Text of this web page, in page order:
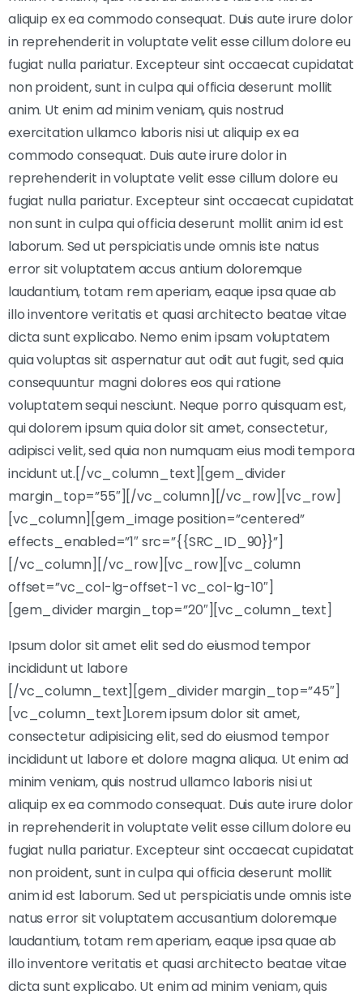
aliquip ex ea commodo consequat. Duis aute irure dolor
in reprehenderit in voluptate velit esse cillum dolore eu
fugiat nulla pariatur. Excepteur sint occaecat cupidatat
non proident, sunt in culpa qui officia deserunt mollit
anim. Ut enim ad minim veniam, quis nostrud
exercitation ullamco laboris nisi ut aliquip ex ea
commodo consequat. Duis aute irure dolor in
reprehenderit in voluptate velit esse cillum dolore eu
fugiat nulla pariatur. Excepteur sint occaecat cupidatat
non sunt in culpa qui officia deserunt mollit anim id est
laborum. Sed ut perspiciatis unde omnis iste natus
error sit voluptatem accus antium doloremque
laudantium, totam rem aperiam, eaque ipsa quae ab
illo inventore veritatis et quasi architecto beatae vitae
dicta sunt explicabo. Nemo enim ipsam voluptatem
quia voluptas sit aspernatur aut odit aut fugit, sed quia
consequuntur magni dolores eos qui ratione
voluptatem sequi nesciunt. Neque porro quisquam est,
qui dolorem ipsum quia dolor sit amet, consectetur,
adipisci velit, sed quia non numquam eius modi tempora
incidunt ut.[/vc_column_text][gem_divider
margin_top=”55″][/vc_column][/vc_row][vc_row]
[vc_column][gem_image position=”centered”
effects_enabled=”1″ src=”{{SRC_ID_90}}”]
[/vc_column][/vc_row][vc_row][vc_column
offset=”vc_col-lg-offset-1 vc_col-lg-10″]
[gem_divider margin_top=”20″][vc_column_text]
Ipsum dolor sit amet elit sed do eiusmod tempor
incididunt ut labore
[/vc_column_text][gem_divider margin_top=”45″]
[vc_column_text]Lorem ipsum dolor sit amet,
consectetur adipisicing elit, sed do eiusmod tempor
incididunt ut labore et dolore magna aliqua. Ut enim ad
minim veniam, quis nostrud ullamco laboris nisi ut
aliquip ex ea commodo consequat. Duis aute irure dolor
in reprehenderit in voluptate velit esse cillum dolore eu
fugiat nulla pariatur. Excepteur sint occaecat cupidatat
non proident, sunt in culpa qui officia deserunt mollit
anim id est laborum. Sed ut perspiciatis unde omnis iste
natus error sit voluptatem accusantium doloremque
laudantium, totam rem aperiam, eaque ipsa quae ab
illo inventore veritatis et quasi architecto beatae vitae
dicta sunt explicabo. Ut enim ad minim veniam, quis